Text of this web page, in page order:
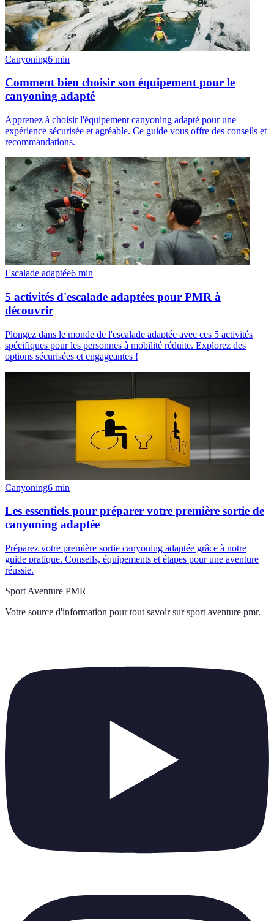
Canyoning6 min
Comment bien choisir son équipement pour le
canyoning adapté
Apprenez à choisir l'équipement canyoning adapté pour une
expérience sécurisée et agréable. Ce guide vous offre des conseils et
recommandations.
Escalade adaptée6 min
5 activités d'escalade adaptées pour PMR à
découvrir
Plongez dans le monde de l'escalade adaptée avec ces 5 activités
spécifiques pour les personnes à mobilité réduite. Explorez des
options sécurisées et engageantes !
Canyoning6 min
Les essentiels pour préparer votre première sortie de
canyoning adaptée
Préparez votre première sortie canyoning adaptée grâce à notre
guide pratique. Conseils, équipements et étapes pour une aventure
réussie.
Sport Aventure PMR
Votre source d'information pour tout savoir sur sport aventure pmr.